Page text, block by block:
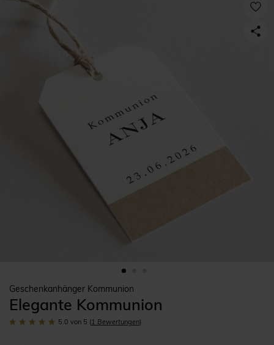
Geschenkanhänger Kommunion
Elegante Kommunion
5.0 von 5 (1 Bewertungen)